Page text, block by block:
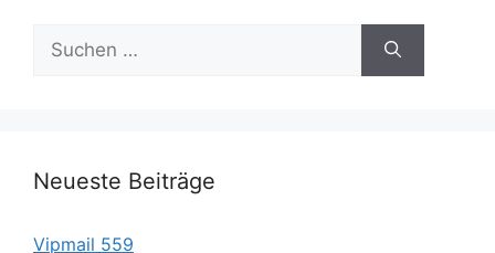
Suche
nach:
Neueste Beiträge
Vipmail 559